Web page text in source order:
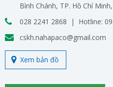
Bình Chánh, TP. Hồ Chí
028 2241 2868 | Hotline:
cskh.nahapaco@gmail.com
Xem bản đồ